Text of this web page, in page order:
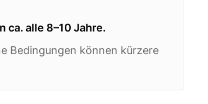
ca. alle 8–10 Jahre.
Bedingungen können kürzere